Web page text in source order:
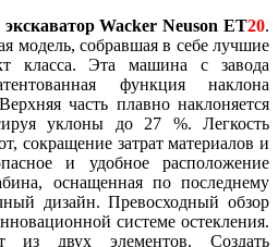
экскаватор Wacker Neuson ET20.
модель, собравшая в себе лучшие
класса. Эта машина с завода
функция наклона
часть плавно наклоняется
уклоны до 27 %. Легкость
сокращение затрат материалов и
и удобное расположение
оснащенная по последнему
дизайн. Превосходный обзор
системе остекления.
из двух элементов. Создать